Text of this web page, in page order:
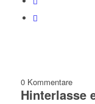
0 Kommentare
Hinterlasse